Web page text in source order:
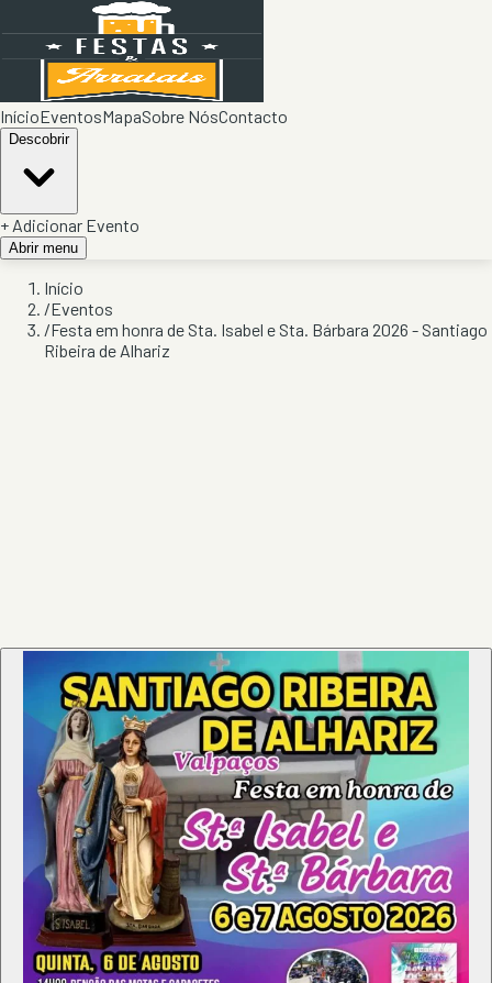
InícioEventosMapaSobre NósContacto
Descobrir
+ Adicionar Evento
Abrir menu
Início
/Eventos
/Festa em honra de Sta. Isabel e Sta. Bárbara 2026 - Santiago
Ribeira de Alhariz